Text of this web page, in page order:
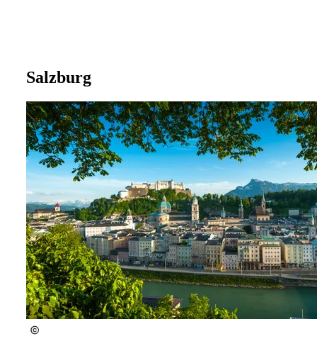
TSG Tourismus Salzburg GmbH / G. Breitegger
Salzburg